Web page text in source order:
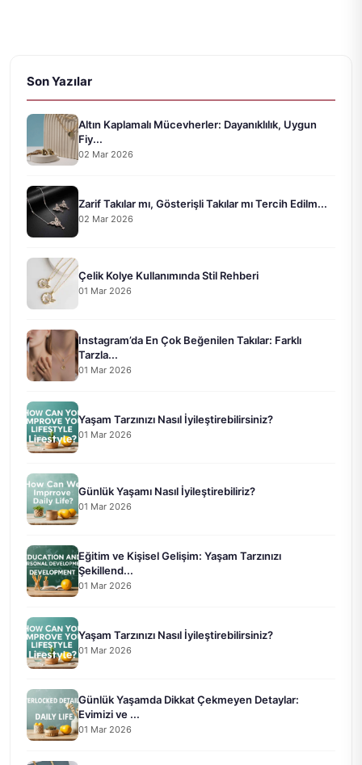
Son Yazılar
Altın Kaplamalı Mücevherler: Dayanıklılık, Uygun
Fiy...
02 Mar 2026
Zarif Takılar mı, Gösterişli Takılar mı Tercih Edilm...
02 Mar 2026
Çelik Kolye Kullanımında Stil Rehberi
01 Mar 2026
Instagram’da En Çok Beğenilen Takılar: Farklı
Tarzla...
01 Mar 2026
Yaşam Tarzınızı Nasıl İyileştirebilirsiniz?
01 Mar 2026
Günlük Yaşamı Nasıl İyileştirebiliriz?
01 Mar 2026
Eğitim ve Kişisel Gelişim: Yaşam Tarzınızı
Şekillend...
01 Mar 2026
Yaşam Tarzınızı Nasıl İyileştirebilirsiniz?
01 Mar 2026
Günlük Yaşamda Dikkat Çekmeyen Detaylar:
Evimizi ve ...
01 Mar 2026